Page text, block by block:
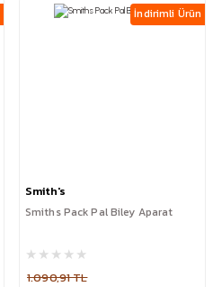
İndirimli Ürün
Smith's
Smiths Pack Pal Biley Aparat
1.090,91 TL